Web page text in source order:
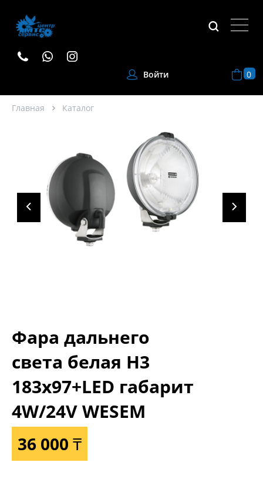
Войти 0
Главная Каталог
Фара дальнего
света белая Н3
183x97+LED габарит
4W/24V WESEM
36 000 ₸